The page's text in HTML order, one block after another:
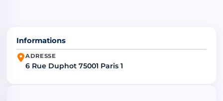
Informations
ADRESSE
6 Rue Duphot 75001 Paris 1